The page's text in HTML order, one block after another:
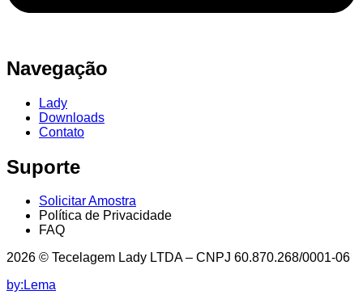
Navegação
Lady
Downloads
Contato
Suporte
Solicitar Amostra
Política de Privacidade
FAQ
2026 © Tecelagem Lady LTDA – CNPJ 60.870.268/0001-06
by:Lema